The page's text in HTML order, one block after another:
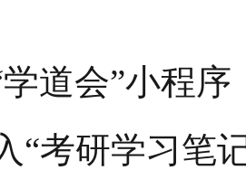
道会”小程序
“考研学习笔